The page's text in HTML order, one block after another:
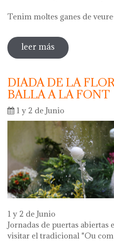
Tenim moltes ganes de
leer más sobre oberta
activitats
DIADA DE LA
BALLA A LA FONT
1 y 2 de Junio
1 y 2 de Junio
Jornadas de puertas abiertas
visitar el tradicional "Ou